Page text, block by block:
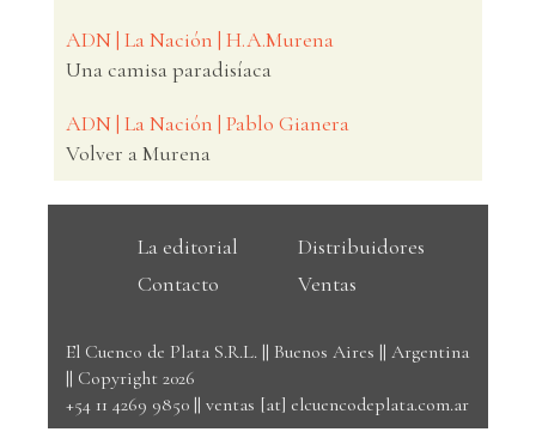
ADN | La Nación | H.A.Murena
Una camisa paradisíaca
ADN | La Nación | Pablo Gianera
Volver a Murena
La editorial
Distribuidores
Contacto
Ventas
El Cuenco de Plata S.R.L. || Buenos Aires || Argentina
|| Copyright 2026
+54 11 4269 9850 || ventas [at] elcuencodeplata.com.ar